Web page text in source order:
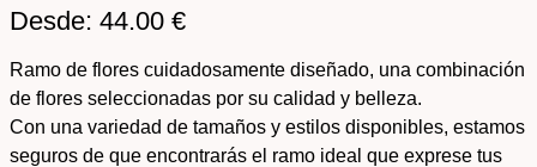
Desde: 44.00 €
Ramo de flores cuidadosamente diseñado, una combinación
de flores seleccionadas por su calidad y belleza.
Con una variedad de tamaños y estilos disponibles, estamos
seguros de que encontrarás el ramo ideal que exprese tus